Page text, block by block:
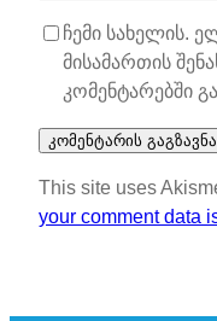
ჩემი სახელის.
მისამართის
კომენტარებში
This site uses
your comment data